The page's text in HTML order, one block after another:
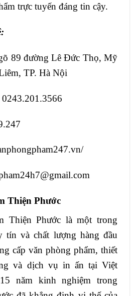
trực tuyến đáng tin cậy.
89 đường Lê Đức Thọ, Mỹ
TP. Hà Nội
Thiện Phước
Thiện Phước là một trong
tín và chất lượng hàng đầu
cấp văn phòng phẩm, thiết
và dịch vụ in ấn tại Việt
năm kinh nghiệm trong